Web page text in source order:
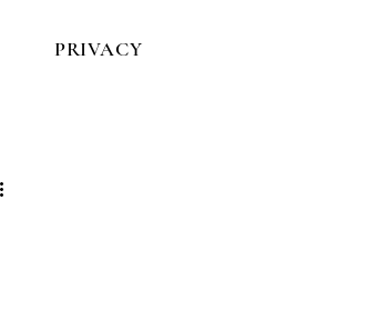
PRIVACY